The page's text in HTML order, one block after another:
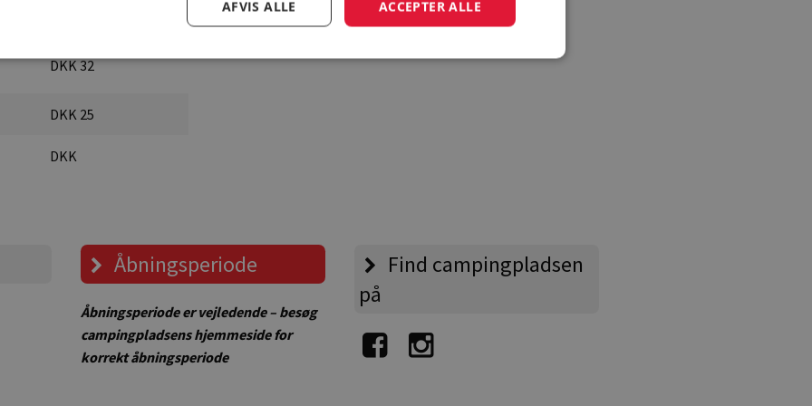
DKK 32
DKK 25
DKK
Åbningsperiode
Åbningsperiode er vejledende – besøg
campingpladsens hjemmeside for
korrekt åbningsperiode
Find campingpladsen
på
ACCEPTER ALLE
AFVIS ALLE